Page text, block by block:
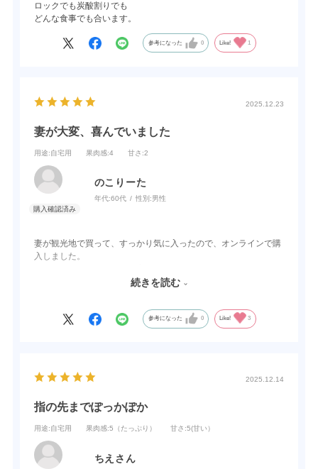
ロックでも炭酸割りでも
どんな食事でも合います。
参考になった 0 Like! 1
2025.12.23
妻が大変、喜んでいました
用途:自宅用 果肉感:4 甘さ :2
のこりーた
年代:60代 性別:男性
妻が観光地で買って、すっかり気に入ったので、オンラインで購
入しました。
妻はアルコールに弱いので、氷と炭酸割りで薄めにして楽しんで
続きを読む
参考になった 0 Like! 3
2025.12.14
指の先までぽっかぽか
用途:自宅用 果肉感:5（たっぷり） 甘さ :5(甘い）
ちえさん